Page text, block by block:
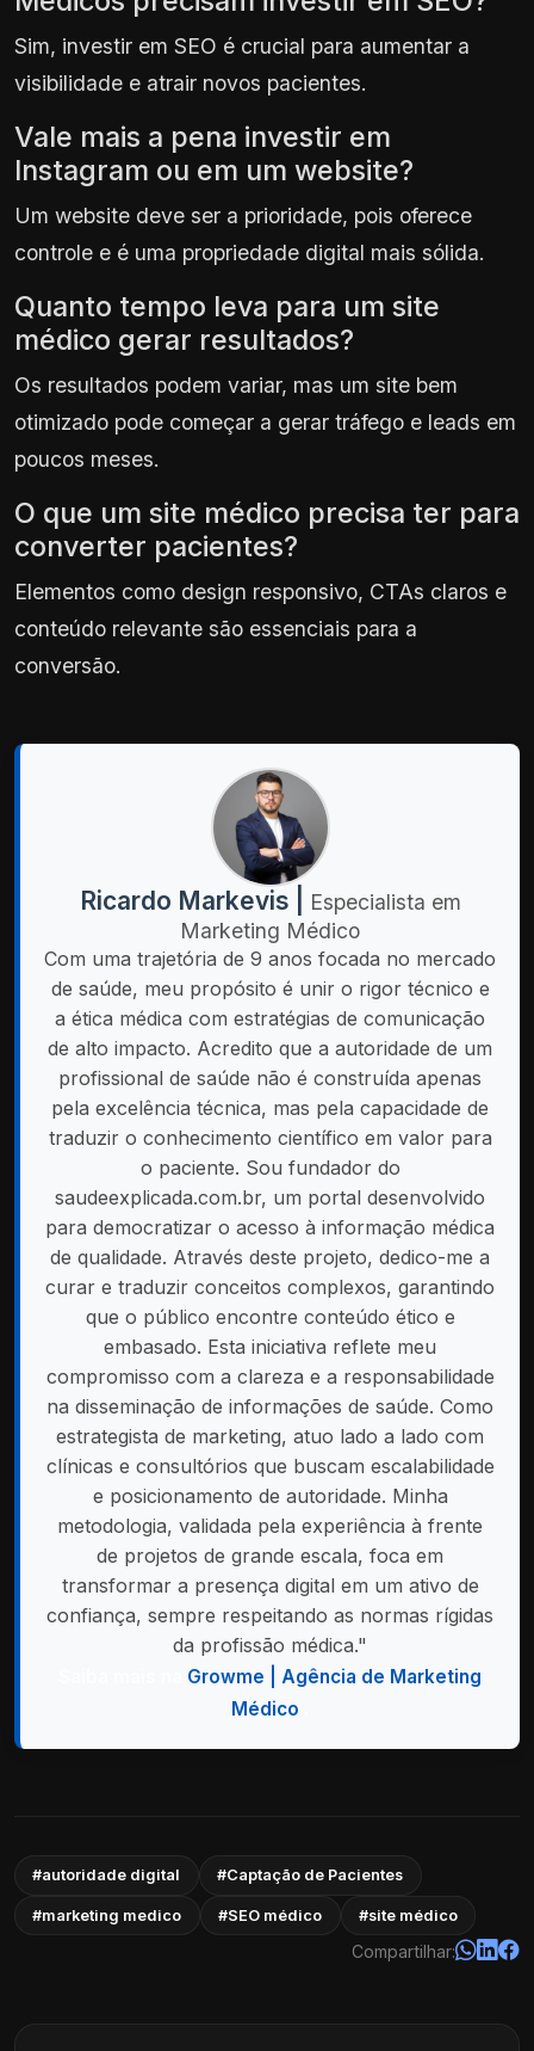
Sim, investir em SEO é crucial para aumentar a
visibilidade e atrair novos pacientes.
Vale mais a pena investir em
Instagram ou em um website?
Um website deve ser a prioridade, pois oferece
controle e é uma propriedade digital mais sólida.
Quanto tempo leva para um site
médico gerar resultados?
Os resultados podem variar, mas um site bem
otimizado pode começar a gerar tráfego e leads em
poucos meses.
O que um site médico precisa ter para
converter pacientes?
Elementos como design responsivo, CTAs claros e
conteúdo relevante são essenciais para a
conversão.
Ricardo Markevis |
Especialista em
Marketing Médico
Com uma trajetória de 9 anos focada no mercado
de saúde, meu propósito é unir o rigor técnico e
a ética médica com estratégias de comunicação
de alto impacto. Acredito que a autoridade de um
profissional de saúde não é construída apenas
pela excelência técnica, mas pela capacidade de
traduzir o conhecimento científico em valor para
o paciente. Sou fundador do
saudeexplicada.com.br, um portal desenvolvido
para democratizar o acesso à informação médica
de qualidade. Através deste projeto, dedico-me a
curar e traduzir conceitos complexos, garantindo
que o público encontre conteúdo ético e
embasado. Esta iniciativa reflete meu
compromisso com a clareza e a responsabilidade
na disseminação de informações de saúde. Como
estrategista de marketing, atuo lado a lado com
clínicas e consultórios que buscam escalabilidade
e posicionamento de autoridade. Minha
metodologia, validada pela experiência à frente
de projetos de grande escala, foca em
transformar a presença digital em um ativo de
confiança, sempre respeitando as normas rígidas
da profissão médica."
Growme | Agência de Marketing
Médico
#autoridade digital #Captação de Pacientes
#marketing medico #SEO médico #site médico
Compartilhar: